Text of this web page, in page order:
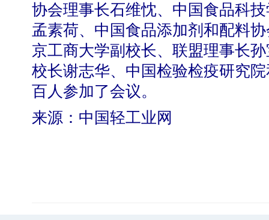
协会理事长石维忱、中国食品科
孟素荷、中国食品添加剂和配料
京工商大学副校长、联盟理事长
校长谢志华、中国检验检疫研究
百人参加了会议。
来源：中国轻工业网
北工商光影——2025年冬天